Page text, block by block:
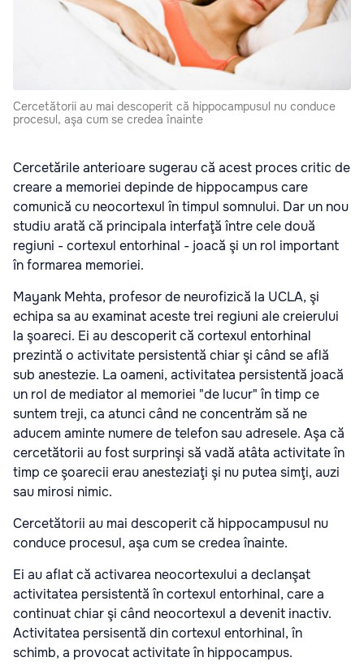
Cercetătorii au mai descoperit că hippocampusul nu conduce
procesul, aşa cum se credea înainte
Cercetările anterioare sugerau că acest proces critic de
creare a memoriei depinde de hippocampus care
comunică cu neocortexul în timpul somnului. Dar un nou
studiu arată că principala interfaţă între cele două
regiuni - cortexul entorhinal - joacă şi un rol important
în formarea memoriei.
Mayank Mehta, profesor de neurofizică la UCLA, şi
echipa sa au examinat aceste trei regiuni ale creierului
la şoareci. Ei au descoperit că cortexul entorhinal
prezintă o activitate persistentă chiar şi când se află
sub anestezie. La oameni, activitatea persistentă joacă
un rol de mediator al memoriei "de lucur" în timp ce
suntem treji, ca atunci când ne concentrăm să ne
aducem aminte numere de telefon sau adresele. Aşa că
cercetătorii au fost surprinşi să vadă atâta activitate în
timp ce şoarecii erau anesteziaţi şi nu putea simţi, auzi
sau mirosi nimic.
Cercetătorii au mai descoperit că hippocampusul nu
conduce procesul, aşa cum se credea înainte.
Ei au aflat că activarea neocortexului a declanşat
activitatea persistentă în cortexul entorhinal, care a
continuat chiar şi când neocortexul a devenit inactiv.
Activitatea persisentă din cortexul entorhinal, în
schimb, a provocat activitate în hippocampus.